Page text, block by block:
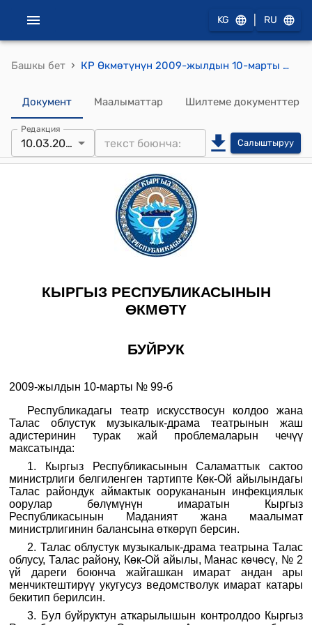
KG RU
Башкы бет › КР Өкмөтүнүн 2009-жылдын 10-марты № 99-б (Имарат берүү боюнча) буйругу
Документ Маалыматтар Шилтеме документтер
Редакция
10.03.2009 Салыштыруу